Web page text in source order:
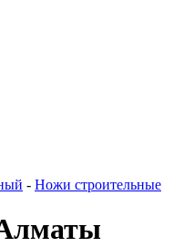
- Ножи строительные